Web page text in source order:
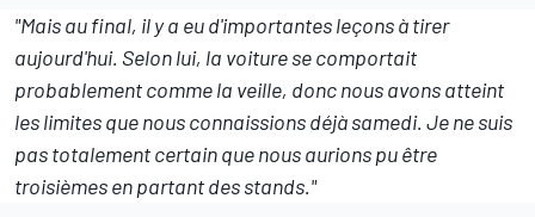
"Mais au final, il y a eu d'importantes leçons à tirer
aujourd'hui. Selon lui, la voiture se comportait
probablement comme la veille, donc nous avons atteint
les limites que nous connaissions déjà samedi. Je ne suis
pas totalement certain que nous aurions pu être
troisièmes en partant des stands."